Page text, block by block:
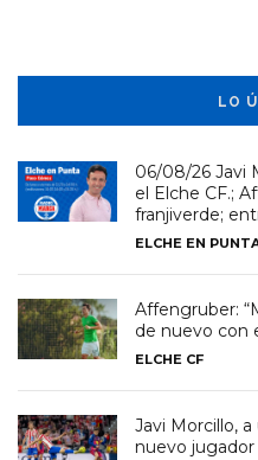
LO
06/08/26 Javi
el Elche CF.;
franjiverde;
ELCHE EN
Affengruber:
de nuevo con
ELCHE CF
Javi Morcillo,
nuevo jugador